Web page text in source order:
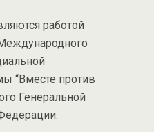
работой
“Вместе против
Генеральной